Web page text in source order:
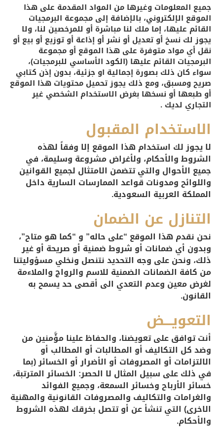
جميع المعلومات وغيرها من المواد المقدمة على هذا
الموقع الإلكتروني، بالإضافة إلى مجموعة البرمجيات
القائم عليها، إما ملك لنا مباشرة أو للمرخصين لنا، ولا
يجوز لك نسخ أو تعديل أو نشر أو إذاعة أو توزيع أو بيع أو
نقل أي مواد متوفرة على هذا الموقع أو مجموعة
البرمجيات القائم عليها (الكود الأساسي للبرمجيات)،
سواء كان ذلك بصورة إجمالية او جزئية، بدون إذن كتابي
صريح ومسبق، ومع ذلك يجوز تحميل محتويات هذا الموقع
أو طبعها أو نسخها بغرض الاستخدام الشخصي غير
التجاري لديك .
الاستخدام المقبول
لا يجوز لك استخدام هذا الموقع إلا وفقاً لهذه
الشروط والأحكام، ولأغراض مشروعة وسليمة، في
جميع الأحوال والتي تتضمن الامتثال لجميع القوانين
واللوائح ومدونات قواعد الممارسات السارية داخل
المملكة العربية السعودية.
التنازل عن الضمان
نحن نقدم هذا الموقع “على حاله” و “كما هو متاح”،
وبدون أي ضمانات أو شروط ضمنية أو صريحة أو غير
ذلك، ونحن على وجه التحديد نتنصل ونخلي مسؤوليتنا
من كافة الضمانات الضمنية للاسم والرواج والملاءمة
لغرض معين وعدم التعدي الى أقصى حد يسمح به
القانون.
التعويـــض
أنت توافق على تعويضنا، والحفاظ علينا مؤَّمنين من
وضد كل التكاليف أو المطالبات أو المطالب أو
الالتزامات أو المصروفات أو الأضرار أو الخسائر (بما
في ذلك على سبيل المثال لا الحصر: الخسائر المترتبة،
خسائر الأرباح وخسائر السمعة، وجميع الفوائد
والغرامات والتكاليف والمصروفات القانونية والمهنية
الاخرى) التي تنشأ عن أو تتصل بخرقك لهذه الشروط
والأحكام.